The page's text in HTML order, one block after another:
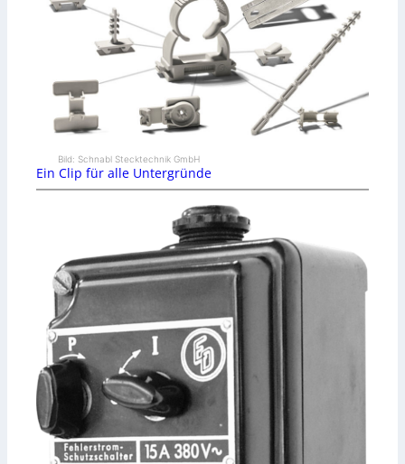
Bild: Schnabl Stecktechnik GmbH
Ein Clip für alle Untergründe